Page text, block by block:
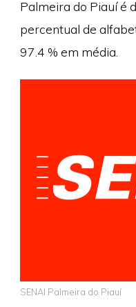
Palmeira do Piauí é
percentual de
97.4 % em média.
SENAI Palmeira do Piauí